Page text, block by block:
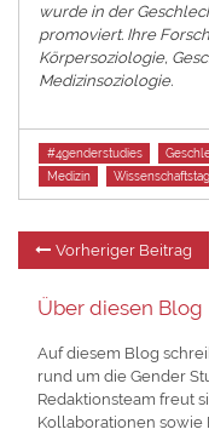
wurde in der
promoviert. Ihre
Körpersoziologie,
Medizinsoziologie.
Tags
#4genderstudies
Medizin
Wissenschaftstag
Vorheriger Beitrag
Über diesen Blog
Auf diesem Blog
rund um die Gender
Redaktionsteam freut
Kollaborationen sowie